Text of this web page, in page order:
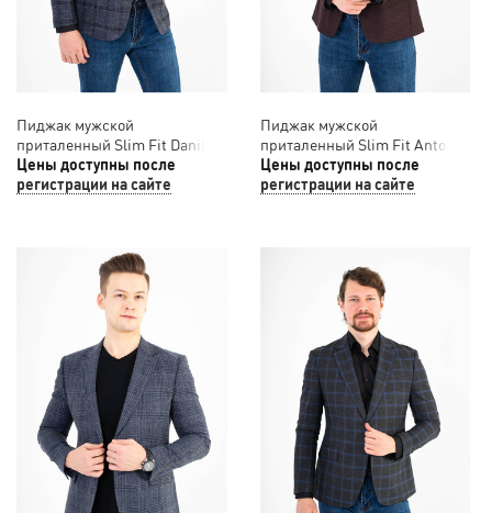
Пиджак мужской
приталенный Slim Fit Danilo
Barcelo 12/035
Цены доступны после
регистрации на сайте
Пиджак мужской
приталенный Slim Fit Antonio
Rossi 12/034
Цены доступны после
регистрации на сайте